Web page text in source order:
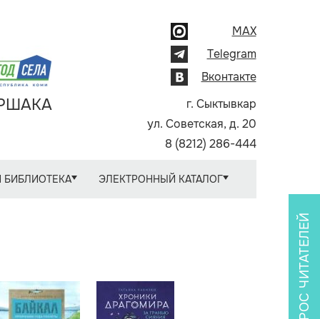
MAX
Telegram
Вконтакте
г. Сыктывкар
ул. Советская, д. 20
8 (8212) 286-444
БИБЛИОТЕКА ЭЛЕКТРОННЫЙ КАТАЛОГ
ОПРОС ЧИТАТЕЛЕЙ